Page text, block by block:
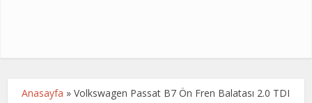
Anasayfa »Volkswagen Passat B7 Ön Fren Balatası 2.0 TDI